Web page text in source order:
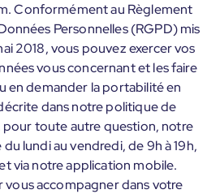
Conformément au Règlement
Personnelles (RGPD) mis
2018, vous pouvez exercer vos
vous concernant et les faire
en demander la portabilité en
dans notre politique de
toute autre question, notre
lundi au vendredi, de 9h à 19h,
via notre application mobile.
vous accompagner dans votre